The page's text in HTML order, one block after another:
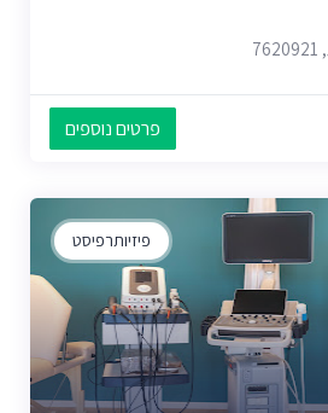
פרטים נוספים
פיזיותרפיסט